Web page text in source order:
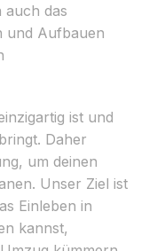
auch das
und Aufbauen
ist und
Daher
um deinen
Unser Ziel ist
Einleben in
kannst,